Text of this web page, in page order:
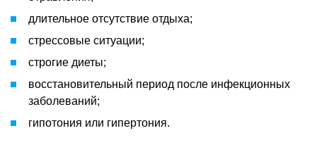
длительное отсутствие отдыха;
стрессовые ситуации;
строгие диеты;
восстановительный период после инфекционных
заболеваний;
гипотония или гипертония.